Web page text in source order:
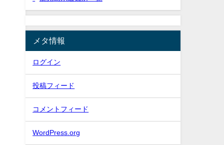
メタ情報
ログイン
投稿フィード
コメントフィード
WordPress.org